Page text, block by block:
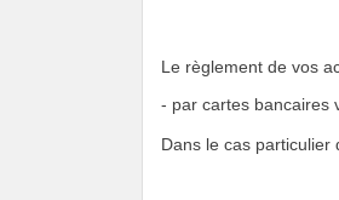
Le règlement de vos
- par cartes bancaires
Dans le cas particulier